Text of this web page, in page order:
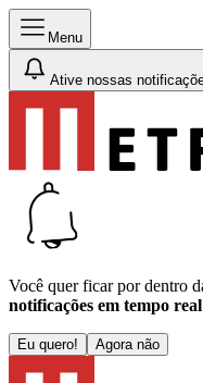
Menu
Ative nossas
Você quer ficar por dentro
notificações em tempo
Eu quero! Agora não